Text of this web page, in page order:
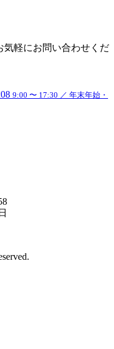
気軽にお問い合わせくだ
9:00 〜 17:30 ／ 年末年始・